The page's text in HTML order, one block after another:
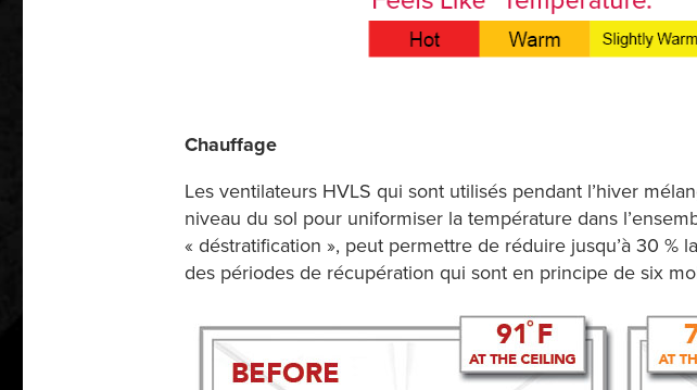
Chauffage
Les ventilateurs HVLS qui sont utilisés pendant l’hiver
niveau du sol pour uniformiser la température dans
« déstratification », peut permettre de réduire jusqu’à 30 %
des périodes de récupération qui sont en principe de six